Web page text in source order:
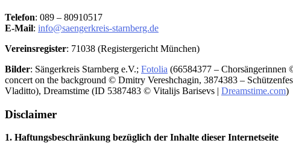
Telefon: 089 – 80910517
E-Mail: info@saengerkreis-starnberg.de
Vereinsregister: 71038 (Registergericht München)
Bilder: Sängerkreis Starnberg e.V.; Fotolia (66584377 – Chorsängerinnen
concert on the background © Dmitry Vereshchagin, 3874383 –
Vladitto), Dreamstime (ID 5387483 © Vitalijs Barisevs | Dreamstime.com)
Disclaimer
1. Haftungsbeschränkung bezüglich der Inhalte dieser Internetseite